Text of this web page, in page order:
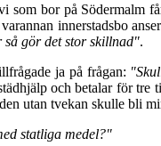
som bor på Södermalm
innerstadsbo
så gör det stor skillnad".
ja på frågan:
och betalar för
utan tvekan skulle bli
statliga medel?"